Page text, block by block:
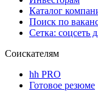
Каталог
Поиск по
Сетка: соцсеть
Соискателям
hh PRO
Готовое резюме